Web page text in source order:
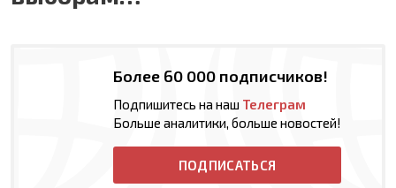
Более 60 000 подписчиков!
Подпишитесь на наш Телеграм
Больше аналитики, больше новостей!
ПОДПИСАТЬСЯ